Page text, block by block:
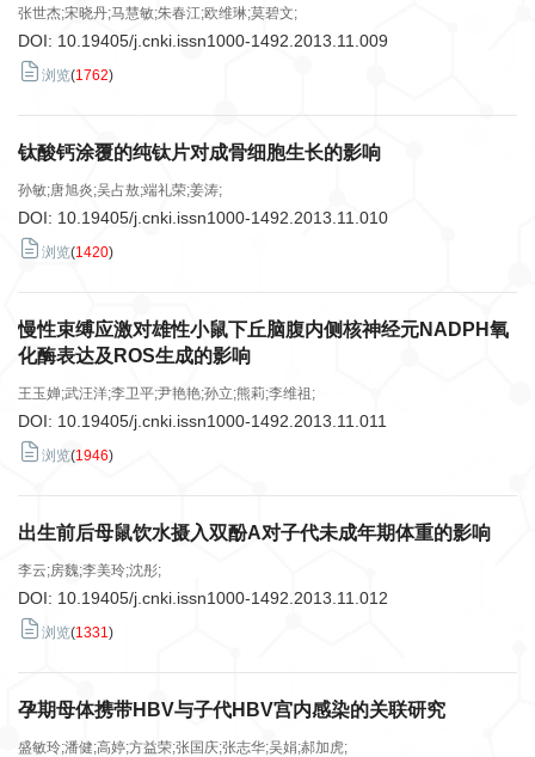
张世杰;宋晓丹;马慧敏;朱春江;欧维琳;莫碧文;
DOI: 10.19405/j.cnki.issn1000-1492.2013.11.009
浏览(1762)
钛酸钙涂覆的纯钛片对成骨细胞生长的影响
孙敏;唐旭炎;吴占敖;端礼荣;姜涛;
DOI: 10.19405/j.cnki.issn1000-1492.2013.11.010
浏览(1420)
慢性束缚应激对雄性小鼠下丘脑腹内侧核神经元NADPH氧
化酶表达及ROS生成的影响
王玉婵;武汪洋;李卫平;尹艳艳;孙立;熊莉;李维祖;
DOI: 10.19405/j.cnki.issn1000-1492.2013.11.011
浏览(1946)
出生前后母鼠饮水摄入双酚A对子代未成年期体重的影响
李云;房魏;李美玲;沈彤;
DOI: 10.19405/j.cnki.issn1000-1492.2013.11.012
浏览(1331)
孕期母体携带HBV与子代HBV宫内感染的关联研究
盛敏玲;潘健;高婷;方益荣;张国庆;张志华;吴娟;郝加虎;